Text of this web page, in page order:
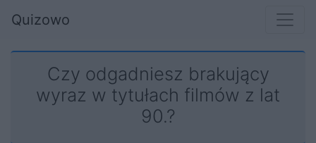
Quizowo
Czy odgadniesz brakujący
wyraz w tytułach filmów z lat
90.?